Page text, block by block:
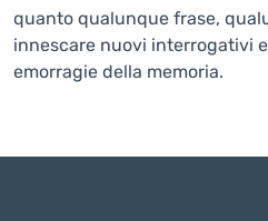
quanto qualunque frase,
innescare nuovi interrogativi
emorragie della memoria.